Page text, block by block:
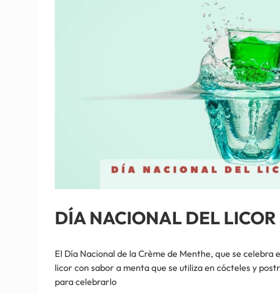
DÍA NACIONAL DEL
El Día Nacional de la Crème de Menthe, que se celebra
licor con sabor a menta que se utiliza en cócteles y
para celebrarlo